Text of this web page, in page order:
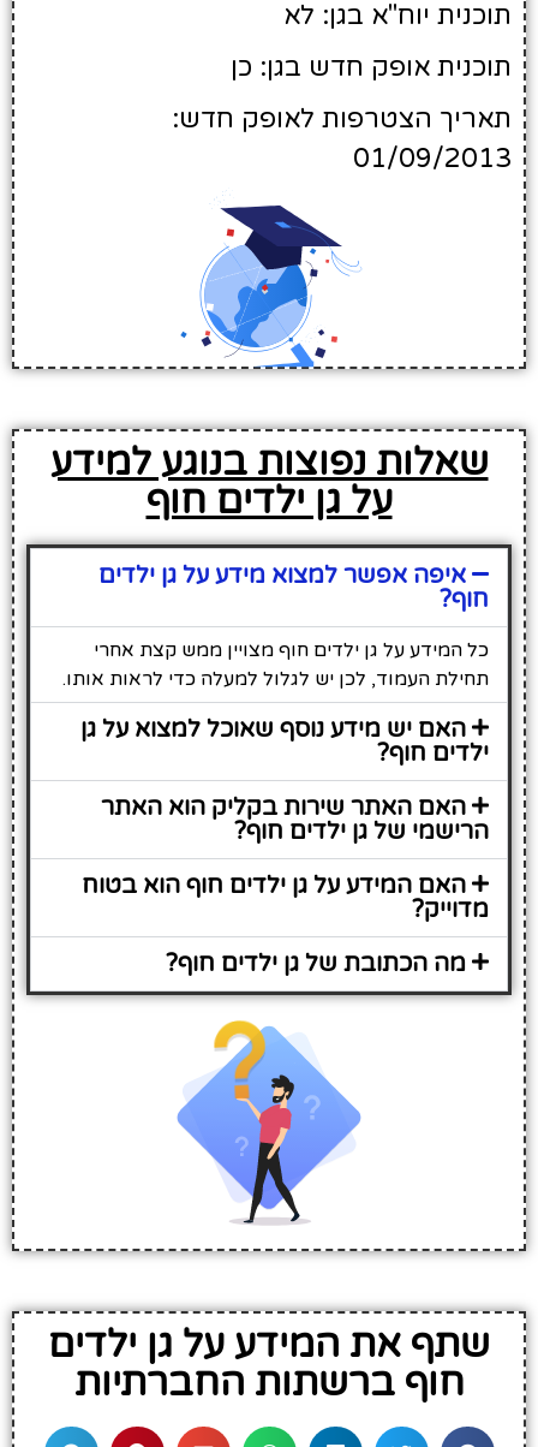
תוכנית יוח"א בגן: לא
תוכנית אופק חדש בגן: כן
תאריך הצטרפות לאופק חדש:
01/09/2013
שאלות נפוצות בנוגע למידע
על גן ילדים חוף
איפה אפשר למצוא מידע על גן ילדים
חוף?
כל המידע על גן ילדים חוף מצויין ממש קצת אחרי
תחילת העמוד, לכן יש לגלול למעלה כדי לראות אותו.
האם יש מידע נוסף שאוכל למצוא על גן
ילדים חוף?
האם האתר שירות בקליק הוא האתר
הרישמי של גן ילדים חוף?
האם המידע על גן ילדים חוף הוא בטוח
מדוייק?
מה הכתובת של גן ילדים חוף?
שתף את המידע על גן ילדים
חוף ברשתות החברתיות